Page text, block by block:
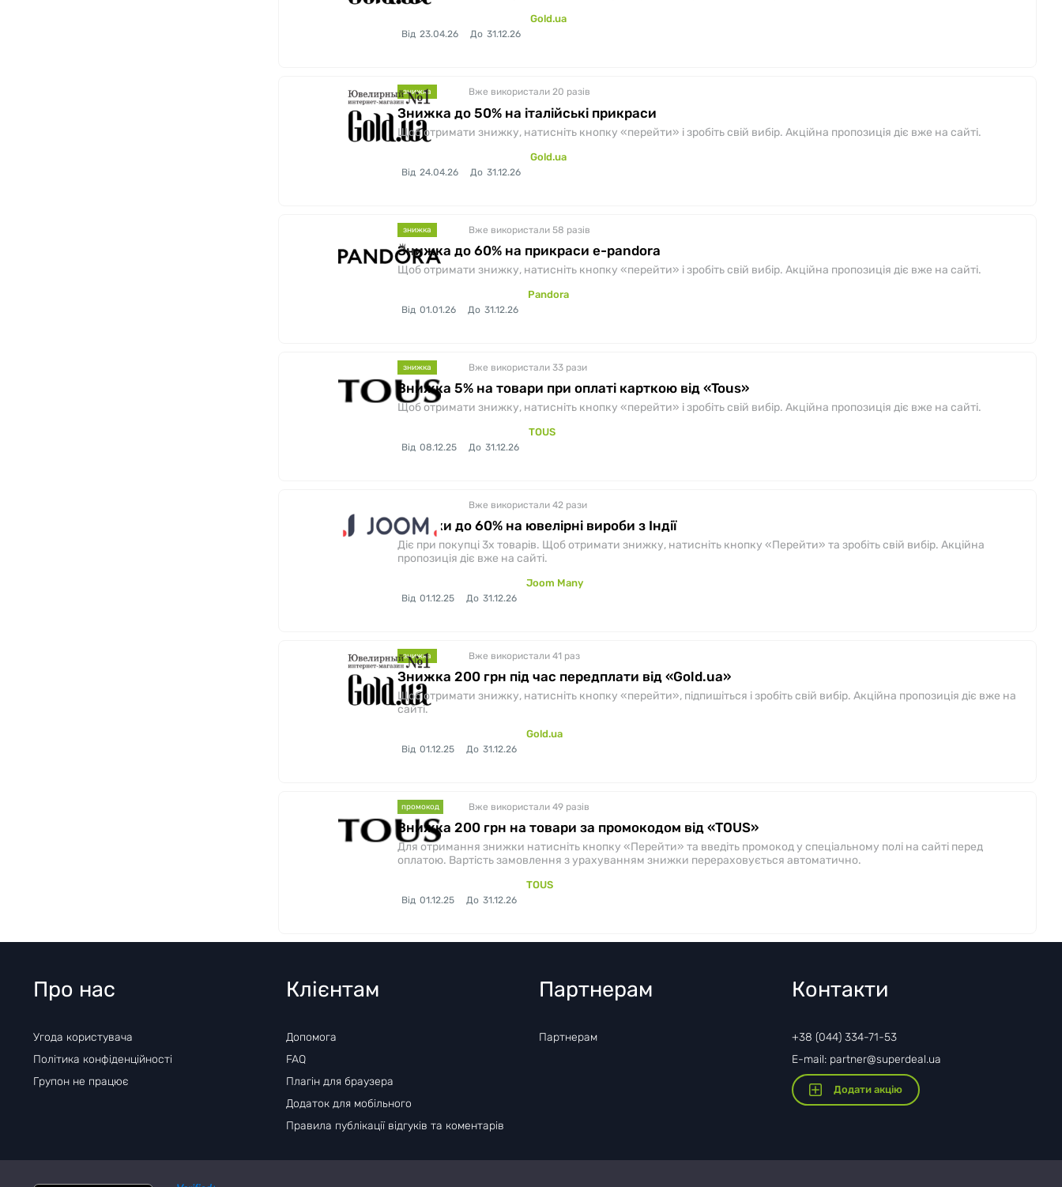
Від 23.04.26 До 31.12.26
Gold.ua
знижка Вже використали 20 разів
Знижка до 50% на італійські прикраси
Щоб отримати знижку, натисніть кнопку «перейти» і зробіть свій вибір. Акційна пропозиція діє вже на сайті.
Від 24.04.26 До 31.12.26
Gold.ua
знижка Вже використали 58 разів
Знижка до 60% на прикраси e-pandora
Щоб отримати знижку, натисніть кнопку «перейти» і зробіть свій вибір. Акційна пропозиція діє вже на сайті.
Від 01.01.26 До 31.12.26
Pandora
знижка Вже використали 33 рази
Знижка 5% на товари при оплаті карткою від «Tous»
Щоб отримати знижку, натисніть кнопку «перейти» і зробіть свій вибір. Акційна пропозиція діє вже на сайті.
Від 08.12.25 До 31.12.26
TOUS
Вже використали 42 рази
Знижки до 60% на ювелірні вироби з Індії
Діє при покупці 3х товарів. Щоб отримати знижку, натисніть кнопку «Перейти» та зробіть свій вибір. Акційна
пропозиція діє вже на сайті.
Від 01.12.25 До 31.12.26
Joom Many
знижка Вже використали 41 раз
Знижка 200 грн під час передплати від «Gold.ua»
Щоб отримати знижку, натисніть кнопку «перейти», підпишіться і зробіть свій вибір. Акційна пропозиція діє вже на
сайті.
Від 01.12.25 До 31.12.26
Gold.ua
промокод Вже використали 49 разів
Знижка 200 грн на товари за промокодом від «TOUS»
Для отримання знижки натисніть кнопку «Перейти» та введіть промокод у спеціальному полі на сайті перед
оплатою. Вартість замовлення з урахуванням знижки перераховується автоматично.
Від 01.12.25 До 31.12.26
TOUS
Про нас
Угода користувача
Політика конфіденційності
Групон не працює
Клієнтам
Допомога
FAQ
Плагін для браузера
Додаток для мобільного
Правила публікації відгуків та коментарів
Партнерам
Партнерам
Контакти
+38 (044) 334-71-53
E-mail: partner@superdeal.ua
Додати акцію